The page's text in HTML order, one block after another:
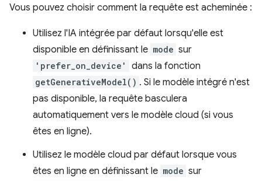
Vous pouvez choisir comment la requête est acheminée :
Utilisez l'IA intégrée par défaut lorsqu'elle est
disponible en définissant le mode sur
'prefer_on_device' dans la fonction
getGenerativeModel() . Si le modèle intégré n'est
pas disponible, la requête basculera
automatiquement vers le modèle cloud (si vous
êtes en ligne).
Utilisez le modèle cloud par défaut lorsque vous
êtes en ligne en définissant le mode sur